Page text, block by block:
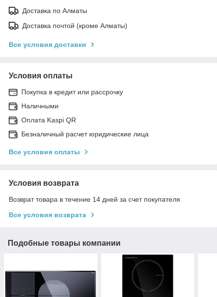
Доставка по Алматы
Доставка почтой (кроме Алматы)
Все условия доставки
Условия оплаты
Покупка в кредит или рассрочку
Наличными
Оплата Kaspi QR
Безналичный расчет юридические лица
Все условия оплаты
Условия возврата
Возврат товара в течение 14 дней за счет покупателя
Все условия возврата
Подобные товары компании